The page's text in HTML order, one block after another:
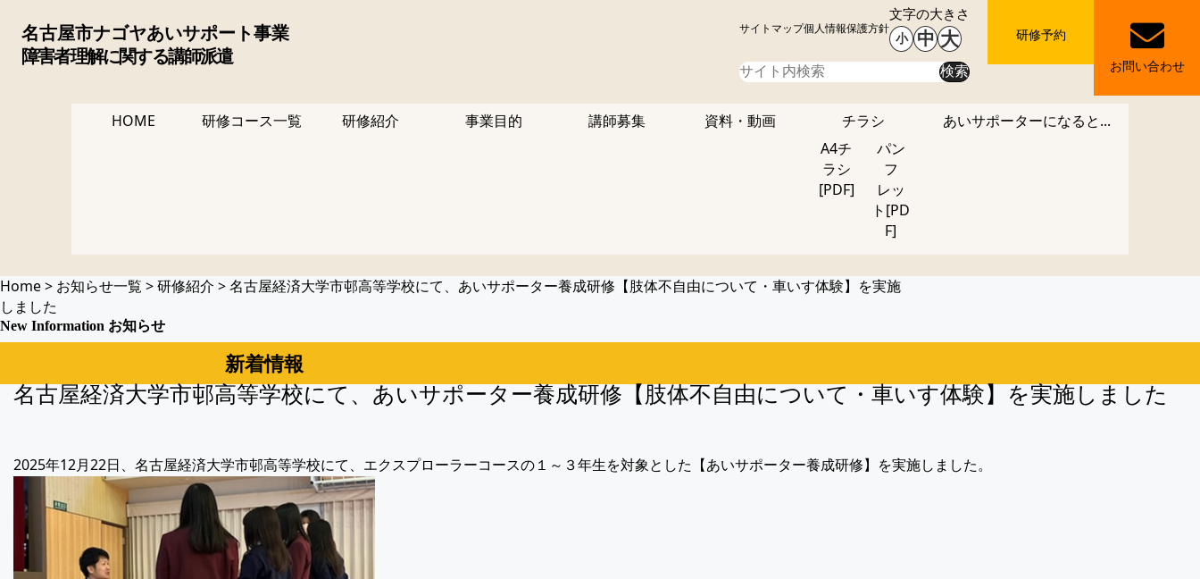
名古屋市ナゴヤあいサポート事業
障害者理解に関する講師派遣
サイトマップ個人情報保護方針
文字の大きさ
小 中 大
研修予約
お問い合わせ
検索
HOME 研修コース一覧 研修紹介 事業目的 講師募集 資料・動画
チラシ
A4チ
ラシ
[PDF]
パン
フ
レッ
ト[PD
F]
あいサポーターになると...
Home> お知らせ一覧 >研修紹介 >名古屋経済大学市邨高等学校にて、あいサポーター養成研修【肢体不自由について・車いす体験】を実施
しました
New Information お知らせ
新着情報
名古屋経済大学市邨高等学校にて、あいサポーター養成研修【肢体不自由について・車いす体験】を実施しました
2025年12月22日、名古屋経済大学市邨高等学校にて、エクスプローラーコースの１～３年生を対象とした【あいサポーター養成研修】を実施しました。